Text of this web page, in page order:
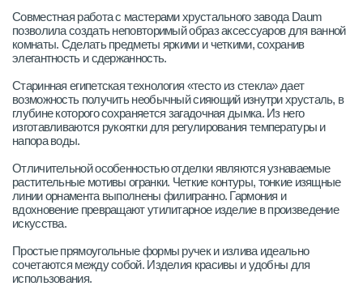
Совместная работа с мастерами хрустального завода Daum
позволила создать неповторимый образ аксессуаров для ванной
комнаты. Сделать предметы яркими и четкими, сохранив
элегантность и сдержанность.
Старинная египетская технология «тесто из стекла» дает
возможность получить необычный сияющий изнутри хрусталь, в
глубине которого сохраняется загадочная дымка. Из него
изготавливаются рукоятки для регулирования температуры и
напора воды.
Отличительной особенностью отделки являются узнаваемые
растительные мотивы огранки. Четкие контуры, тонкие изящные
линии орнамента выполнены филигранно. Гармония и
вдохновение превращают утилитарное изделие в произведение
искусства.
Простые прямоугольные формы ручек и излива идеально
сочетаются между собой. Изделия красивы и удобны для
использования.